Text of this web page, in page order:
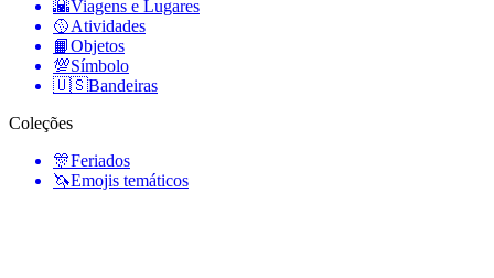
🌇Viagens e Lugares
🥎Atividades
📙Objetos
💯Símbolo
🇺🇸Bandeiras
Coleções
🎊Feriados
🦄Emojis temáticos